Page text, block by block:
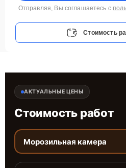
Отправляя, Вы соглашаетесь с
Стоимость
АКТУАЛЬНЫЕ ЦЕНЫ
Стоимость работ
Морозильная камера